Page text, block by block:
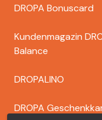
Footer
dropa
DROPA Bonuscard
Kundenmagazin
Balance
DROPALINO
DROPA